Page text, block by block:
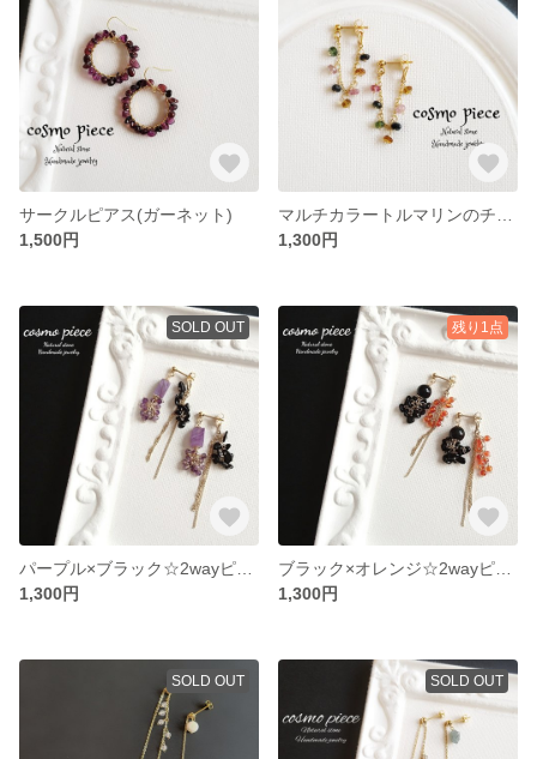
サークルピアス(ガーネット)
1,500円
1,300円
SOLD OUT
1,300円
残り1点
1,300円
SOLD OUT SOLD OUT